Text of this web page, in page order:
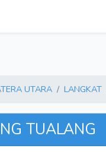
UTARA LANGKAT
TUALANG